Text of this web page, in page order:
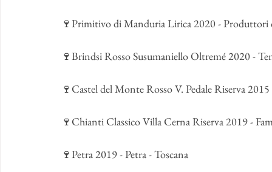
🍷Primitivo di Manduria Lirica 2020 - Produttori
🍷Brindsi Rosso Susumaniello Oltremé 2020 -
🍷Castel del Monte Rosso V. Pedale Riserva
🍷Chianti Classico Villa Cerna Riserva 2019 -
🍷Petra 2019 - Petra - Toscana